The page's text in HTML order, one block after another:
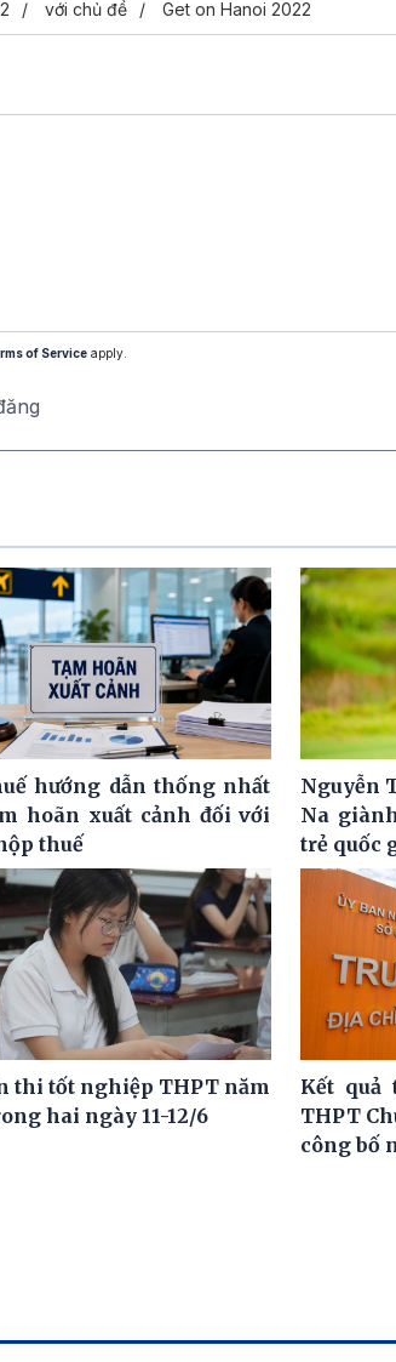
với chủ đề Get on Hanoi 2022
of Service apply.
hướng dẫn thống nhất
hoãn xuất cảnh đối với
thuế
Nguyễn
Na
trẻ quốc
thi tốt nghiệp THPT năm
hai ngày 11-12/6
Kết
THPT
công bố